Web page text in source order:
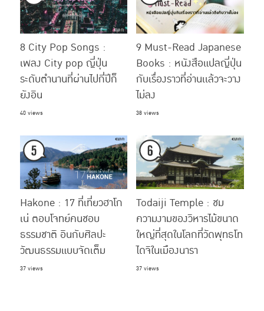
8 City Pop Songs :
เพลง City pop ญี่ปุ่น
ระดับตำนานที่ผ่านไปกี่ปีก็
ยังอิน
40 views
9 Must-Read Japanese
Books : หนังสือแปลญี่ปุ่น
กับเรื่องราวที่อ่านเเล้วจะวาง
ไม่ลง
38 views
Hakone : 17 ที่เที่ยวฮาโก
เน่ ตอบโจทย์คนชอบ
ธรรมชาติ อินกับศิลปะ
วัฒนธรรมแบบจัดเต็ม
37 views
Todaiji Temple : ชม
ความงามของวิหารไม้ขนาด
ใหญ่ที่สุดในโลกที่วัดพุทธโท
ไดจิในเมืองนารา
37 views